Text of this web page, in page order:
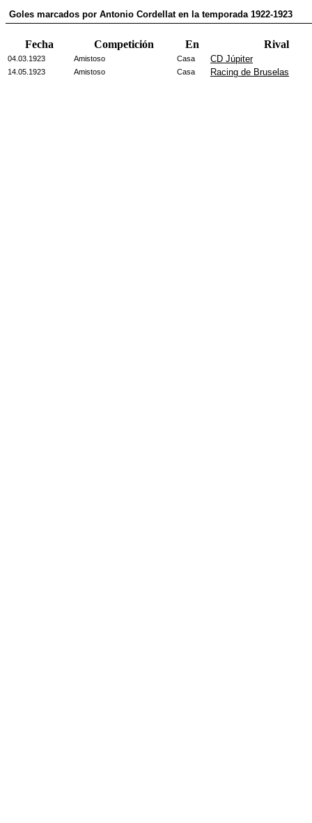
Goles marcados por Antonio Cordellat en la temporada 1922-1923
Fecha Competición En Rival
04.03.1923 Amistoso Casa CD Júpiter
14.05.1923 Amistoso Casa Racing de Bruselas